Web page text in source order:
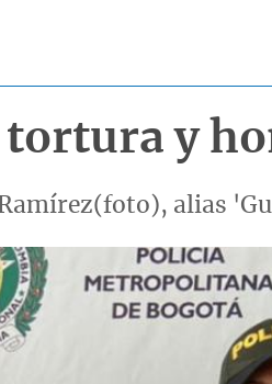
tortura y
alias